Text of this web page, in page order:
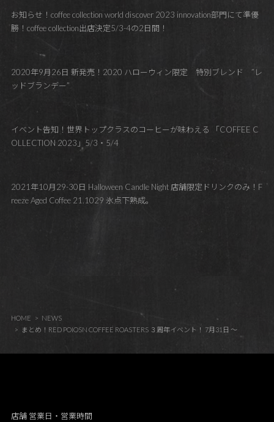
お知らせ！coffee collection world discover 2023 innovation部門にて準優
勝！coffee collection出店決定5/3-4の2日間！
2020年9月26日 新発売！2020 ハローウィン限定 特別ブレンド ”レ
ッドブランデー”
イベント告知！世界トップクラスのコーヒーが味わえる 「COFFEE C
OLLECTION 2023」5/3・5/4
2021年10月29-30日 Halloween Candle Night 店舗限定ドリンクのみ！F
reeze Aged Coffee 21.1029 氷点下熟成。
HOME
NEWS
まとめ！RED POIOSN COFFEE ROASTERS ３周年イベント！ 7月31日 ～
店舗 営業日・営業時間